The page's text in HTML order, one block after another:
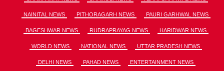
NAINITAL NEWS PITHORAGARH NEWS PAURI GARHWAL NEWS
BAGESHWAR NEWS RUDRAPRAYAG NEWS HARIDWAR NEWS
WORLD NEWS NATIONAL NEWS UTTAR PRADESH NEWS
DELHI NEWS PAHAD NEWS ENTERTAINMENT NEWS